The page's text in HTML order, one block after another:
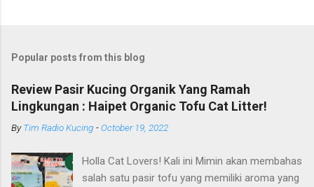
Popular posts from this blog
Review Pasir Kucing Organik Yang Ramah
Lingkungan : Haipet Organic Tofu Cat Litter!
ByTim Radio Kucing -October 19, 2022
Holla Cat Lovers! Kali ini Mimin akan membahas
salah satu pasir tofu yang memiliki aroma yang